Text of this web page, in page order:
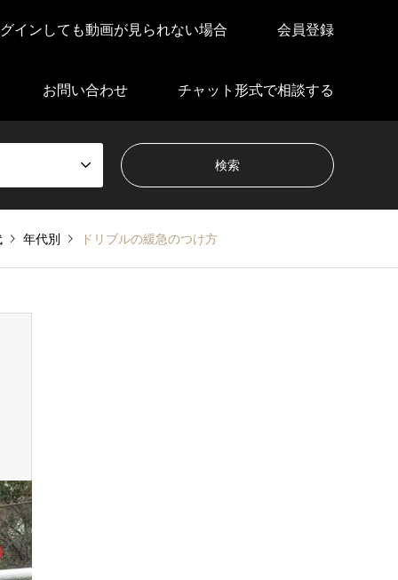
インしても動画が見られない場合 会員登録
お問い合わせ チャット形式で相談する
年代別 ドリブルの緩急のつけ方